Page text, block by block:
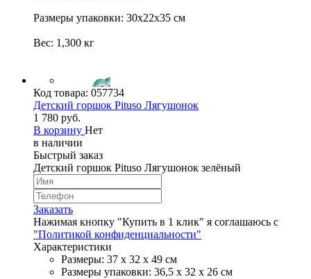
Размеры упаковки: 30х22х35 см
Вес: 1,300 кг
Код товара: 057734
Детский горшок Pituso Лягушонок
1 780 руб.
В корзину Нет
в наличии
Быстрый заказ
Детский горшок Pituso Лягушонок зелёный
Заказать
Нажимая кнопку "Купить в 1 клик" я соглашаюсь с
"Политикой конфиденциальности"
Характеристики
Размеры: 37 х 32 х 49 см
Размеры упаковки: 36,5 х 32 х 26 см